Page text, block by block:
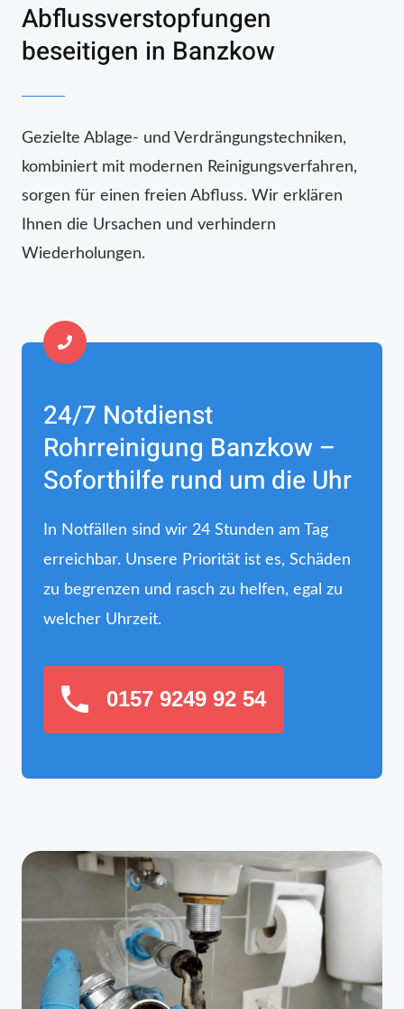
Abflussverstopfungen
beseitigen in Banzkow
Gezielte Ablage- und Verdrängungstechniken,
kombiniert mit modernen Reinigungsverfahren,
sorgen für einen freien Abfluss. Wir erklären
Ihnen die Ursachen und verhindern
Wiederholungen.
24/7 Notdienst
Rohrreinigung Banzkow –
Soforthilfe rund um die Uhr
In Notfällen sind wir 24 Stunden am Tag
erreichbar. Unsere Priorität ist es, Schäden
zu begrenzen und rasch zu helfen, egal zu
welcher Uhrzeit.
0157 9249 92 54